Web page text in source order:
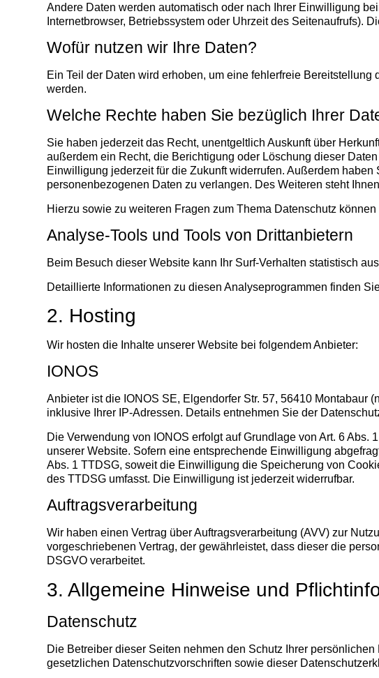
Andere Daten werden automatisch oder nach Ihrer Einwilligung
Internetbrowser, Betriebssystem oder Uhrzeit des Seitenaufrufs).
Wofür nutzen wir Ihre Daten?
Ein Teil der Daten wird erhoben, um eine fehlerfreie
werden.
Welche Rechte haben Sie bezüglich Ihrer
Sie haben jederzeit das Recht, unentgeltlich Auskunft über
außerdem ein Recht, die Berichtigung oder Löschung dieser
Einwilligung jederzeit für die Zukunft widerrufen. Außerdem
personenbezogenen Daten zu verlangen. Des Weiteren steht
Hierzu sowie zu weiteren Fragen zum Thema Datenschutz
Analyse-Tools und Tools von Drittanbietern
Beim Besuch dieser Website kann Ihr Surf-Verhalten statistisch
Detaillierte Informationen zu diesen Analyseprogrammen finden
2. Hosting
Wir hosten die Inhalte unserer Website bei folgendem Anbieter:
IONOS
Anbieter ist die IONOS SE, Elgendorfer Str. 57, 56410 Montabaur
inklusive Ihrer IP-Adressen. Details entnehmen Sie der
Die Verwendung von IONOS erfolgt auf Grundlage von Art. 6
unserer Website. Sofern eine entsprechende Einwilligung
Abs. 1 TTDSG, soweit die Einwilligung die Speicherung von
des TTDSG umfasst. Die Einwilligung ist jederzeit widerrufbar.
Auftragsverarbeitung
Wir haben einen Vertrag über Auftragsverarbeitung (AVV) zur
vorgeschriebenen Vertrag, der gewährleistet, dass dieser die
DSGVO verarbeitet.
3. Allgemeine Hinweise und
Datenschutz
Die Betreiber dieser Seiten nehmen den Schutz Ihrer
gesetzlichen Datenschutzvorschriften sowie dieser